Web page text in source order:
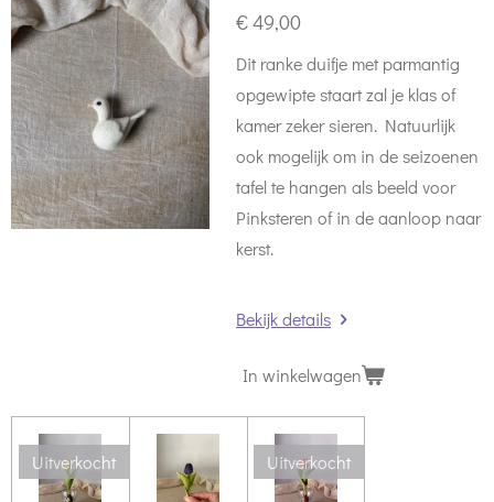
€ 49,00
Dit ranke duifje met parmantig
opgewipte staart zal je klas of
kamer zeker sieren. Natuurlijk
ook mogelijk om in de seizoenen
tafel te hangen als beeld voor
Pinksteren of in de aanloop naar
kerst.
Bekijk details
In winkelwagen
Uitverkocht Uitverkocht